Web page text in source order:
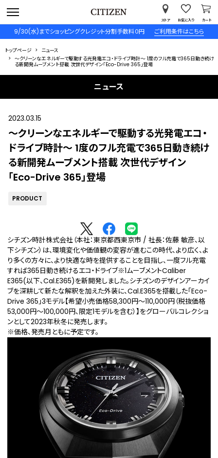
9/30(水)までショッピングクレジット分割手数料０円 ご利用条件はこちら
ストア お気に入り カート
トップページ
ニュース
～クリーンなエネルギーで駆動する光発電エコ・ドライブ時計～ 1度のフル充電で365日動き続け
る新開発ムーブメント搭載 次世代デザイン「Eco-Drive 365」登場
ニュース
2023.03.15
～クリーンなエネルギーで駆動する光発電エコ・
ドライブ時計～ 1度のフル充電で365日動き続け
る新開発ムーブメント搭載 次世代デザイン
「Eco-Drive 365」登場
PRODUCT
シチズン時計株式会社（本社：東京都⻄東京市 / 社⻑：佐藤 敏彦、以
下シチズン）は、環境変化や価値観の変容が進むこの時代、より広く、よ
り多くの方々に、より快適な時を提供することを目指し、一度フル充電
すれば365日動き続けるエコ・ドライブ※1ムーブメントCaliber
E365(以下、Cal.E365)を新開発しました。シチズンのデザインアーカイ
ブを深耕して新たな解釈を加えた外装に、Cal.E365を搭載した「Eco-
Drive 365」3モデル【希望小売価格58,300円～110,000円（税抜価格
53,000円～100,000円、限定1モデルを含む）】をグローバルコレクショ
ンとして2023年秋冬に発売します。
※価格、発売月ともに予定です。